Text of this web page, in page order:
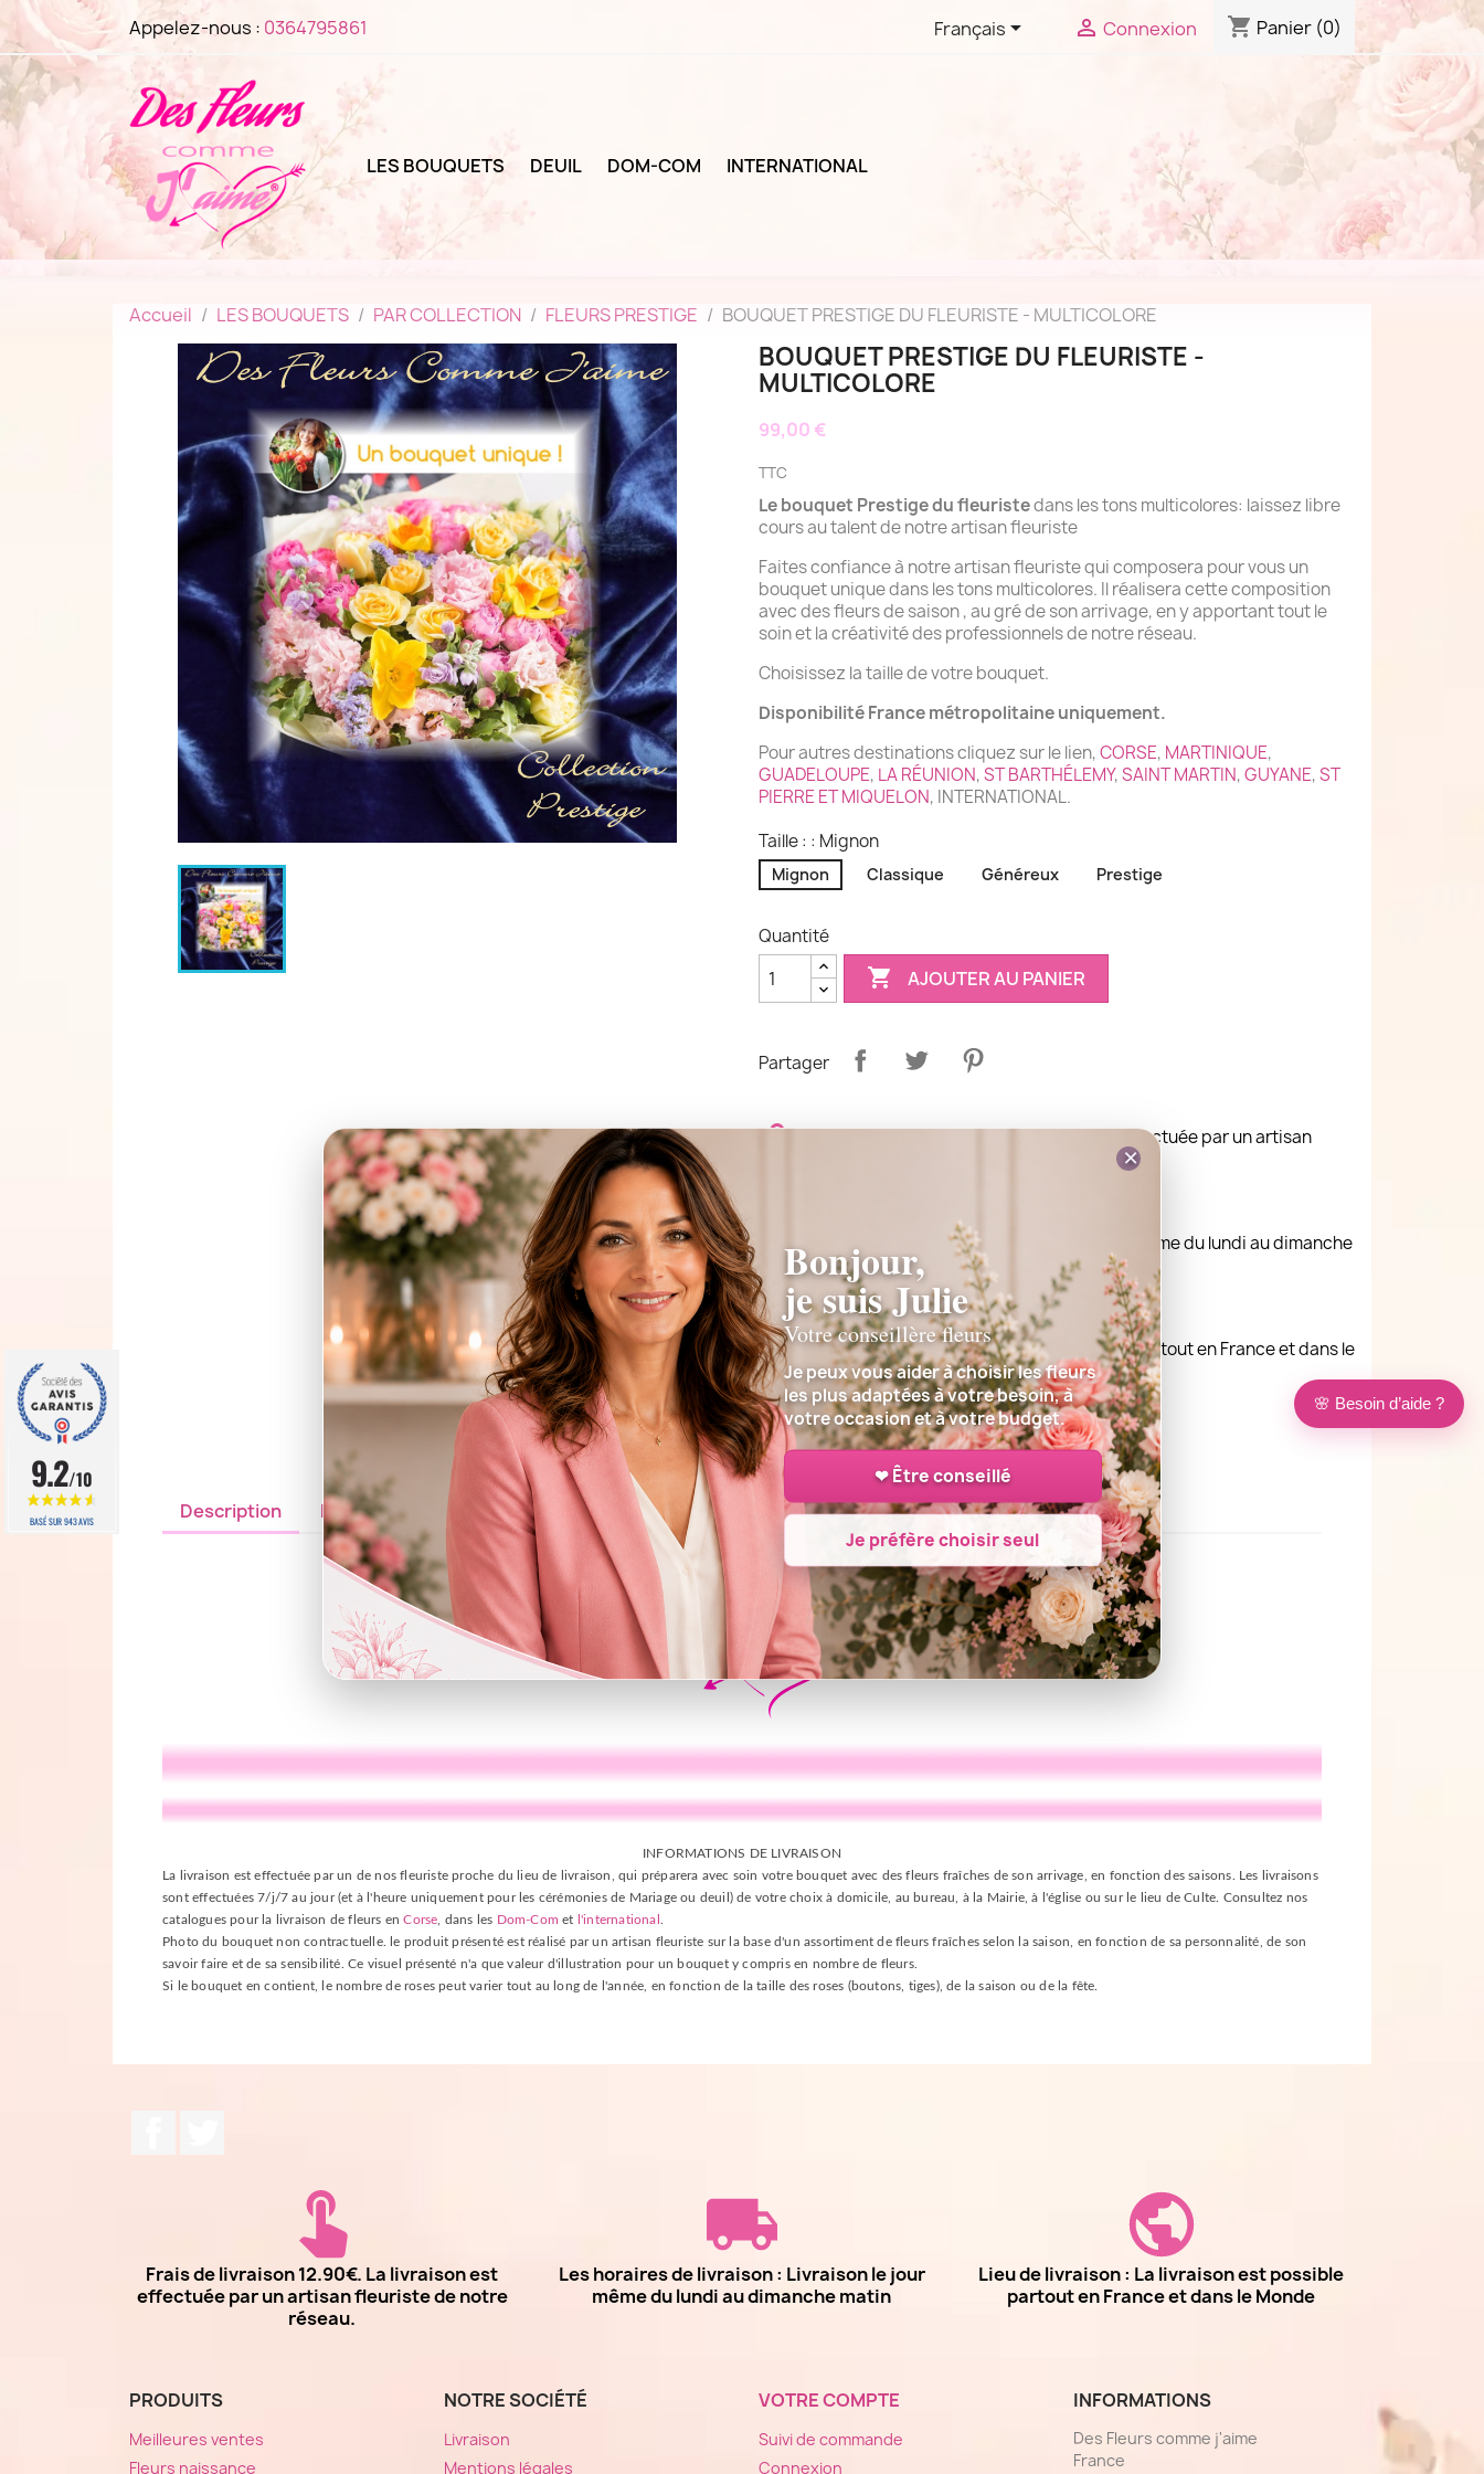
Appelez-nous : 0364795861 Français  Connexion shopping_cart Panier (0)
LES BOUQUETS DEUIL DOM-COM INTERNATIONAL
Accueil LES BOUQUETS PAR COLLECTION FLEURS PRESTIGE BOUQUET PRESTIGE DU FLEURISTE - MULTICOLORE
BOUQUET PRESTIGE DU FLEURISTE -
MULTICOLORE
99,00 €
TTC
Le bouquet Prestige du fleuristedans les tons multicolores: laissez libre
cours au talent de notre artisan fleuriste
Faites confiance à notre artisan fleuriste qui composera pour vous un
bouquet unique dans les tons multicolores. Il réalisera cette composition
avec des fleurs de saison , au gré de son arrivage, en y apportant tout le
soin et la créativité des professionnels de notre réseau.
Choisissez la taille de votre bouquet.
Disponibilité France métropolitaine uniquement.
Pour autres destinations cliquez sur le lien,CORSE, MARTINIQUE,
GUADELOUPE, LA RÉUNION,ST BARTHÉLEMY,SAINT MARTIN,GUYANE,ST
PIERRE ET MIQUELON, INTERNATIONAL.
Taille : : Mignon
Mignon Classique Généreux Prestige
Quantité
 AJOUTER AU PANIER
Partager
Frais de livraison 12.90€. La livraison est effectuée par un artisan
Les horaires de livraison : Livraison le jour même du lundi au dimanche
matin
Lieu de livraison : La livraison est possible partout en France et dans le
Monde
Description Détails du produit
INFORMATIONS DE LIVRAISON
La livraison est effectuée par un de nos fleuriste proche du lieu de livraison, qui préparera avec soin votre bouquet avec des fleurs fraîches de son arrivage, en fonction des saisons. Les livraisons
sont effectuées 7/j/7 au jour (et à l'heure uniquement pour les cérémonies de Mariage ou deuil) de votre choix à domicile, au bureau, à la Mairie, à l'église ou sur le lieu de Culte. Consultez nos
catalogues pour la livraison de fleurs enCorse , dans les Dom-Com et l'international
Photo du bouquet non contractuelle. le produit présenté est réalisé par un artisan fleuriste sur la base d'un assortiment de fleurs fraîches selon la saison, en fonction de sa personnalité, de son
savoir faire et de sa sensibilité. Ce visuel présenté n'a que valeur d'illustration pour un bouquet y compris en nombre de fleurs.
Si le bouquet en contient, le nombre de roses peut varier tout au long de l'année, en fonction de la taille des roses (boutons, tiges), de la saison ou de la fête.
Frais de livraison 12.90€. La livraison est
effectuée par un artisan fleuriste de notre
réseau.
Les horaires de livraison : Livraison le jour
même du lundi au dimanche matin
Lieu de livraison : La livraison est possible
partout en France et dans le Monde
PRODUITS
Meilleures ventes
Fleurs naissance
NOTRE SOCIÉTÉ
Livraison
Mentions légales
VOTRE COMPTE
Suivi de commande
Connexion
INFORMATIONS
Des Fleurs comme j'aime
France
🌸 Besoin d’aide ?
×
Bonjour,
je suis Julie
Votre conseillère fleurs
Je peux vous aider à choisir les fleurs
les plus adaptées à votre besoin, à
votre occasion et à votre budget.
❤ Être conseillé
Je préfère choisir seul
9.2/10
BASÉ SUR 943 AVIS